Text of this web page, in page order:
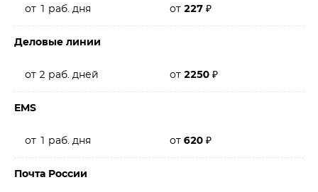
от 1 раб. дня от 227 ₽
Деловые линии
от 2 раб. дней от 2250 ₽
EMS
от 1 раб. дня от 620 ₽
Почта России